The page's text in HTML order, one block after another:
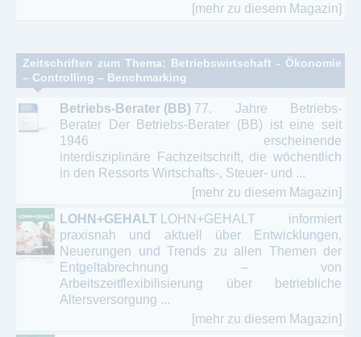
[mehr zu diesem Magazin]
Zeitschriften zum Thema: Betriebswirtschaft - Ökonomie
– Controlling – Benchmarking
Betriebs-Berater (BB) 77. Jahre Betriebs-
Berater Der Betriebs-Berater (BB) ist eine seit
1946 erscheinende
interdisziplinäre Fachzeitschrift, die wöchentlich
in den Ressorts Wirtschafts-, Steuer- und ...
[mehr zu diesem Magazin]
LOHN+GEHALT
LOHN+GEHALT informiert
praxisnah und aktuell über Entwicklungen,
Neuerungen und Trends zu allen Themen der
Entgeltabrechnung – von
Arbeitszeitflexibilisierung über betriebliche
Altersversorgung ...
[mehr zu diesem Magazin]